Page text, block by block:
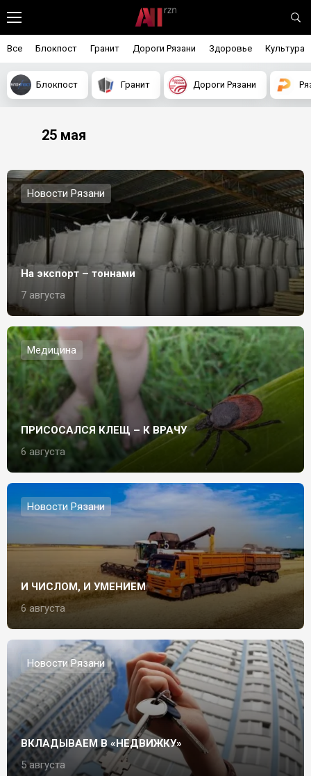
Все Блокпост Гранит Дороги Рязани Здоровье Культура
Блокпост Гранит Дороги Рязани
25 мая
Новости Рязани
На экспорт – тоннами
7 августа
Медицина
ПРИСОСАЛСЯ КЛЕЩ – К ВРАЧУ
6 августа
Новости Рязани
И ЧИСЛОМ, И УМЕНИЕМ
6 августа
Новости Рязани
ВКЛАДЫВАЕМ В «НЕДВИЖКУ»
5 августа